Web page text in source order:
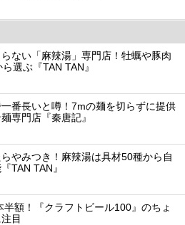
ない「麻辣湯」専門店！牡蠣や豚肉
選ぶ『TAN TAN』
番長いと噂！7mの麺を切らずに提供
専門店『秦唐記』
やみつき！麻辣湯は具材50種から自
TAN TAN』
半額！『クラフトビール100』のちょ
目